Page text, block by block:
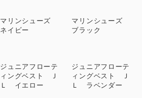
マリンシューズ
ネイビー
マリンシューズ
ブラック
ジュニアフローテ
ィングベスト Ｊ
Ｌ イエロー
ジュニアフローテ
ィングベスト Ｊ
Ｌ ラベンダー